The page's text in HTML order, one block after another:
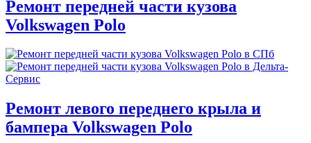
Ремонт передней части кузова
Volkswagen Polo
Ремонт левого переднего крыла и
бампера Volkswagen Polo